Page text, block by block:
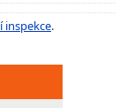
inspekce.